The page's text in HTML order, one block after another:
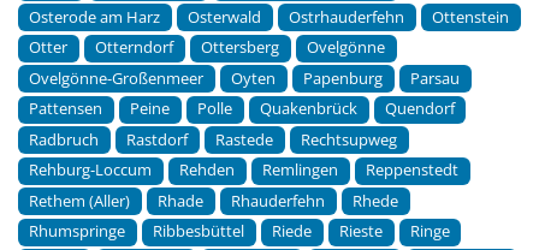
Osterode am Harz
Osterwald Ostrhauderfehn
Ottenstein
Otter
Otterndorf Ottersberg
Ovelgönne
Ovelgönne-Großenmeer
Oyten Papenburg
Parsau
Pattensen
Peine Polle Quakenbrück
Quendorf
Radbruch
Rastdorf Rastede
Rechtsupweg
Rehburg-Loccum
Rehden Remlingen
Reppenstedt
Rethem (Aller)
Rhade Rhauderfehn
Rhede
Rhumspringe
Ribbesbüttel Riede Rieste
Ringe